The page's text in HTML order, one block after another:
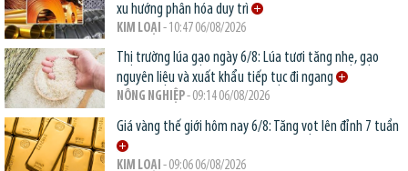
xu hướng phân hóa duy trì
KIM LOẠI - 10:47 06/08/2026
Thị trường lúa gạo ngày 6/8: Lúa tươi tăng nhẹ, gạo
nguyên liệu và xuất khẩu tiếp tục đi ngang
NÔNG NGHIỆP- 09:14 06/08/2026
Giá vàng thế giới hôm nay 6/8: Tăng vọt lên đỉnh 7 tuần
KIM LOẠI - 09:06 06/08/2026